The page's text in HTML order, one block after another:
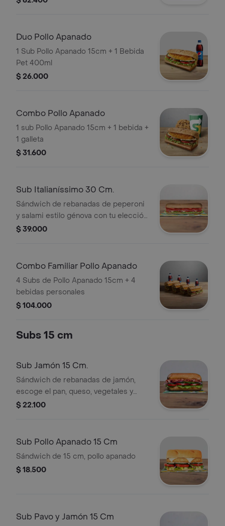
Duo Pollo Apanado
1 Sub Pollo Apanado 15cm + 1 Bebida
Pet 400ml
$ 26.000
Combo Pollo Apanado
1 sub Pollo Apanado 15cm + 1 bebida +
1 galleta
$ 31.600
Sub Italianíssimo 30 Cm.
Sándwich de rebanadas de peperoni
y salami estilo génova con tu elección
de quesos, salsas y vegetales
$ 39.000
Combo Familiar Pollo Apanado
4 Subs de Pollo Apanado 15cm + 4
bebidas personales
$ 104.000
Subs 15 cm
Sub Jamón 15 Cm.
Sándwich de rebanadas de jamón,
escoge el pan, queso, vegetales y
salsas que prefieras.
$ 22.100
Sub Pollo Apanado 15 Cm
Sándwich de 15 cm, pollo apanado
$ 18.500
Sub Pavo y Jamón 15 Cm